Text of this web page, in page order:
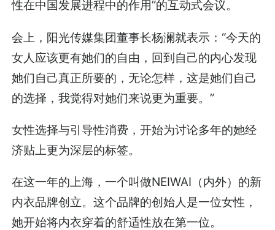
性在中国发展进程中的作用”的互动式会议。
会上，阳光传媒集团董事长杨澜就表示：“今天的
女人应该更有她们的自由，回到自己的内心发现
她们自己真正所要的，无论怎样，这是她们自己
的选择，我觉得对她们来说更为重要。”
女性选择与引导性消费，开始为讨论多年的她经
济贴上更为深层的标签。
在这一年的上海，一个叫做NEIWAI（内外）的新
内衣品牌创立。这个品牌的创始人是一位女性，
她开始将内衣穿着的舒适性放在第一位。